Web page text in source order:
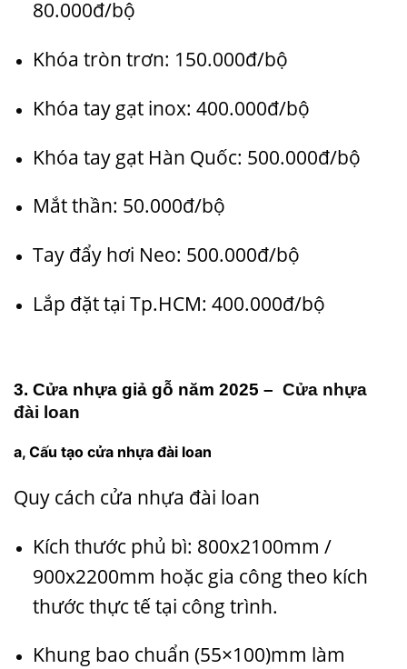
80.000đ/bộ
Khóa tròn trơn: 150.000đ/bộ
Khóa tay gạt inox: 400.000đ/bộ
Khóa tay gạt Hàn Quốc: 500.000đ/bộ
Mắt thần: 50.000đ/bộ
Tay đẩy hơi Neo: 500.000đ/bộ
Lắp đặt tại Tp.HCM: 400.000đ/bộ
3. Cửa nhựa giả gỗ năm 2025 – Cửa nhựa
đài loan
a, Cấu tạo cửa nhựa đài loan
Quy cách cửa nhựa đài loan
Kích thước phủ bì: 800x2100mm /
900x2200mm hoặc gia công theo kích
thước thực tế tại công trình.
Khung bao chuẩn (55×100)mm làm